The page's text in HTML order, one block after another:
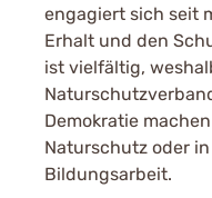
engagiert sich seit
Erhalt und den
ist vielfältig,
Demokratie
Naturschutz oder
Bildungsarbeit.